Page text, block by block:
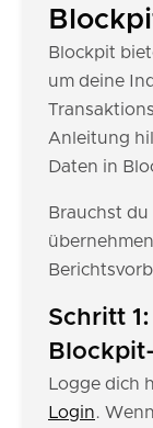
Blockpit
um deine
Anleitung
Daten in
Brauchst
Schritt
Logge dich
Login.